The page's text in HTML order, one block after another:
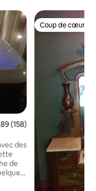
moyenne de 4,89 sur 5,
(158)
des
de
Coup de cœur
Coup de cœur